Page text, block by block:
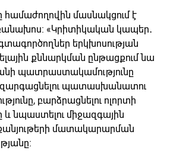
մասնակցում է
«Կրիտիկական կապեր․
երկխոսության
քննարկման ընթացքում նա
պատրաստակամությունը
պատասխանատու
բարձրացնելու ոլորտի
և նպաստելու միջազգային
մատակարարման